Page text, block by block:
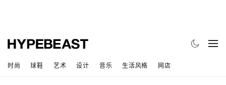
时尚 球鞋 艺术 设计 音乐 生活风格 网店